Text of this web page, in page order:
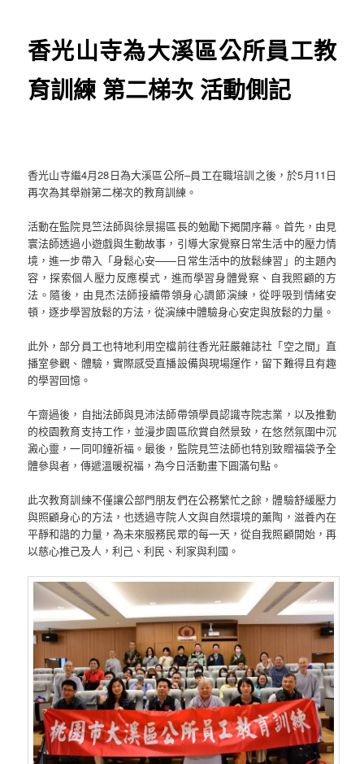
香光山寺為大溪區公所員工教
育訓練 第二梯次 活動側記
香光山寺繼4月28日為大溪區公所–員工在職培訓之後，於5月11日
再次為其舉辦第二梯次的教育訓練。
活動在監院見竺法師與徐景揚區長的勉勵下揭開序幕。首先，由見
寰法師透過小遊戲與生動故事，引導大家覺察日常生活中的壓力情
境，進一步帶入「身鬆心安——日常生活中的放鬆練習」的主題內
容，探索個人壓力反應模式，進而學習身體覺察、自我照顧的方
法。隨後，由見杰法師接續帶領身心調節演練，從呼吸到情緒安
頓，逐步學習放鬆的方法，從演練中體驗身心安定與放鬆的力量。
此外，部分員工也特地利用空檔前往香光莊嚴雜誌社「空之間」直
播室參觀、體驗，實際感受直播設備與現場運作，留下難得且有趣
的學習回憶。
午齋過後，自拙法師與見沛法師帶領學員認識寺院志業，以及推動
的校園教育支持工作，並漫步園區欣賞自然景致，在悠然氛圍中沉
澱心靈，一同叩鐘祈福。最後，監院見竺法師也特別致贈福袋予全
體參與者，傳遞溫暖祝福，為今日活動畫下圓滿句點。
此次教育訓練不僅讓公部門朋友們在公務繁忙之餘，體驗舒緩壓力
與照顧身心的方法，也透過寺院人文與自然環境的薰陶，滋養內在
平靜和諧的力量，為未來服務民眾的每一天，從自我照顧開始，再
以慈心推己及人，利己、利民、利家與利國。